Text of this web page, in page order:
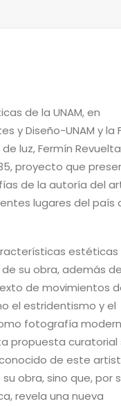
de la UNAM, en
y Diseño-UNAM y la
luz, Fermín
proyecto que
de la autoría del
lugares del país
estéticas
su obra, además de
de movimientos
el estridentismo y el
fotografía
propuesta curatorial
de este
obra, sino que, por
revela una nueva